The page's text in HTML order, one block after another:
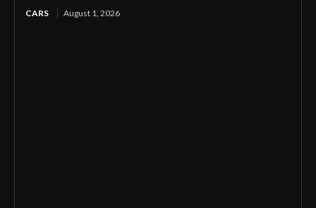
CARS August 1, 2026